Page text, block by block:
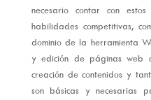
necesario contar con
habilidades competitivas,
dominio de la herramienta
y edición de páginas web
creación de contenidos y
son básicas y necesarias